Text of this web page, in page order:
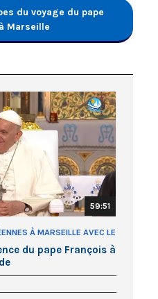
du voyage du pape
Marseille
59:51
À MARSEILLE AVEC LE
du pape François à